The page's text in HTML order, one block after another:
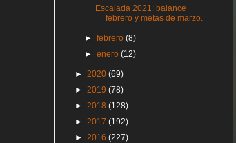
Escalada 2021: balance
febrero y metas de marzo.
►febrero(8)
►enero(12)
► 2020 (69)
► 2019 (78)
► 2018 (128)
► 2017 (192)
► 2016 (227)